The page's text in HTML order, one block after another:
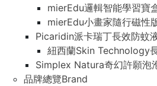
mierEdu邏輯智能學習寶
mierEdu小畫家隨行磁性
Picaridin派卡瑞丁長效防蚊
紐西蘭Skin Technology
Simplex Natura奇幻許願泡
品牌總覽Brand